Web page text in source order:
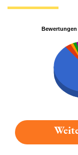
Bewertungen